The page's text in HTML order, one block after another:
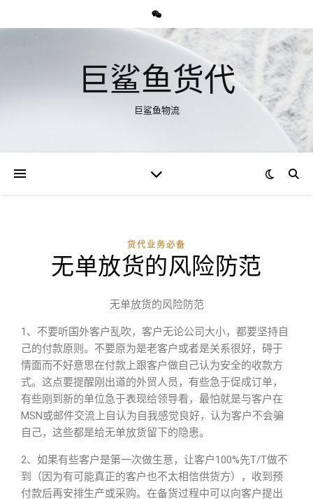
巨鲨鱼货代
巨鲨鱼物流
货代业务必备
无单放货的风险防范
无单放货的风险防范
1、不要听国外客户乱吹，客户无论公司大小，都要坚持自
己的付款原则。不要原为是老客户或者是关系很好，碍于
情面而不好意思在付款上跟客户做自己认为安全的收款方
式。这点要提醒刚出道的外贸人员，有些急于促成订单，
有些刚到新的单位急于表现给领导看，最怕就是与客户在
MSN或邮件交流上自认为自我感觉良好，认为客户不会骗
自己，这些都是给无单放货留下的隐患。
2、如果有些客户是第一次做生意，让客户100%先T/T做不
到（因为有可能真正的客户也不太相信供货方），收到预
付款后再安排生产或采购。在备货过程中可以向客户提出